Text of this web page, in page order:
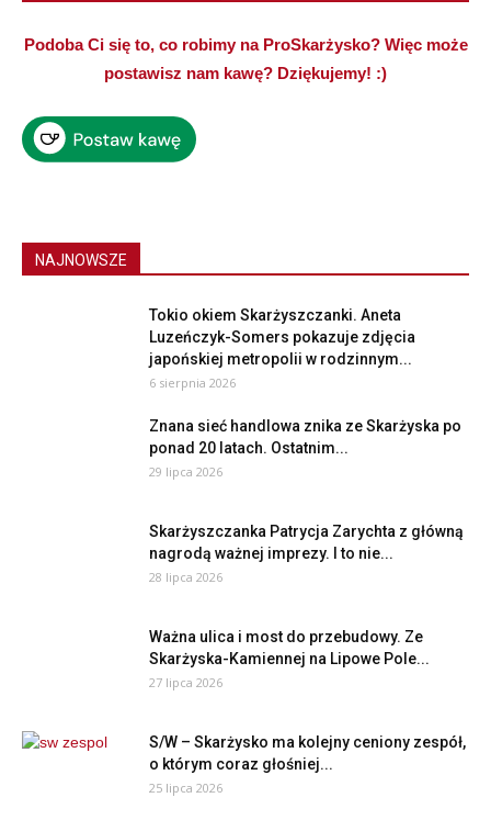
Podoba Ci się to, co robimy na ProSkarżysko? Więc może
postawisz nam kawę? Dziękujemy! :)
NAJNOWSZE
Tokio okiem Skarżyszczanki. Aneta
Luzeńczyk-Somers pokazuje zdjęcia
japońskiej metropolii w rodzinnym...
6 sierpnia 2026
Znana sieć handlowa znika ze Skarżyska po
ponad 20 latach. Ostatnim...
29 lipca 2026
Skarżyszczanka Patrycja Zarychta z główną
nagrodą ważnej imprezy. I to nie...
28 lipca 2026
Ważna ulica i most do przebudowy. Ze
Skarżyska-Kamiennej na Lipowe Pole...
27 lipca 2026
S/W – Skarżysko ma kolejny ceniony zespół,
o którym coraz głośniej...
25 lipca 2026